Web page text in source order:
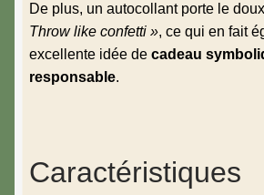
De plus, un autocollant porte le
Throw like confetti », ce qui en fait
excellente idée de cadeau
responsable.
Caractéristiques